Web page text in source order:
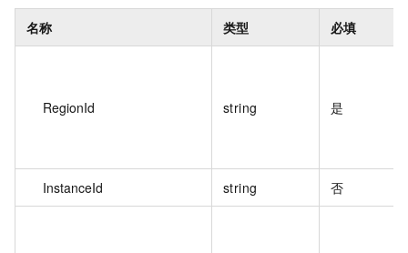
名称 类型 必填
RegionId string 是
InstanceId string 否